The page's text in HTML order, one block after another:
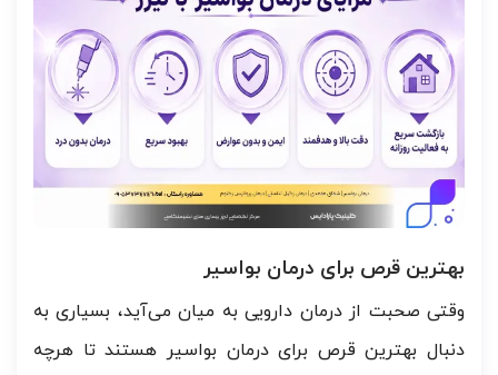
بهترین قرص برای درمان بواسیر
وقتی صحبت از درمان دارویی به میان می‌آید، بسیاری به
دنبال بهترین قرص برای درمان بواسیر هستند تا هرچه